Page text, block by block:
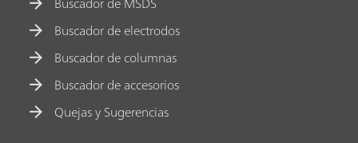
Buscador de electrodos
Buscador de columnas
Buscador de accesorios
Quejas y Sugerencias